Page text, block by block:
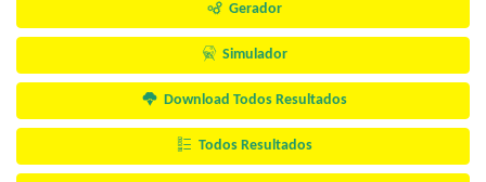
Gerador
Simulador
Download Todos Resultados
Todos Resultados